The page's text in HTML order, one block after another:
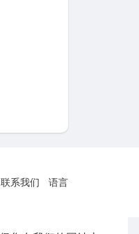
联系我们 语言